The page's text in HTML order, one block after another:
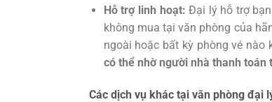
Hỗ trợ linh hoạt: Đại lý hỗ trợ
không mua tại văn phòng của
ngoài hoặc bất kỳ phòng vé nào
có thể nhờ người nhà thanh toán
Các dịch vụ khác tại văn phòng đại